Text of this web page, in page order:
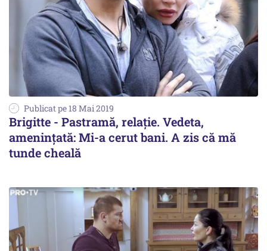
Publicat pe 18 Mai 2019
Brigitte - Pastramă, relație. Vedeta,
amenințată: Mi-a cerut bani. A zis că mă
tunde cheală